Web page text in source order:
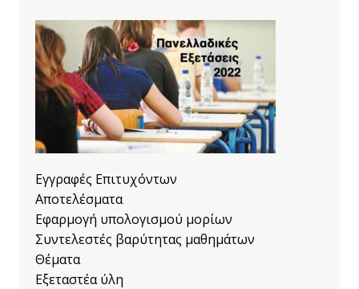
Εγγραφές Επιτυχόντων
Αποτελέσματα
Εφαρμογή υπολογισμού μορίων
Συντελεστές βαρύτητας μαθημάτων
Θέματα
Εξεταστέα ύλη